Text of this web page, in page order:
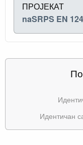
ПРОЈЕКАТ
naSRPS EN
Идентичан